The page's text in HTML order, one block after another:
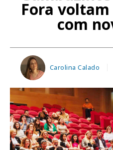
Fora voltam
com
Carolina Calado